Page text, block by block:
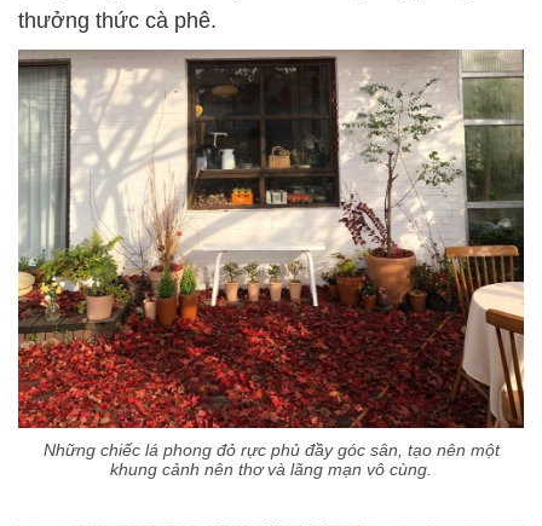
thưởng thức cà phê.
Những chiếc lá phong đỏ rực phủ đầy góc sân, tạo nên một
khung cảnh nên thơ và lãng mạn vô cùng.